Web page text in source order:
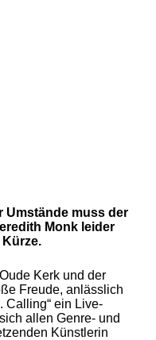
muss der
Monk leider
Kerk und der
Freude, anlässlich
Calling“ ein Live-
allen Genre- und
Künstlerin